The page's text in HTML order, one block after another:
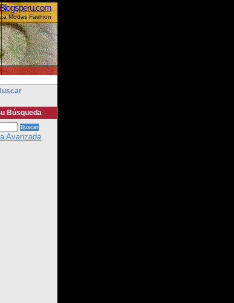
Blogsperu.com
Modas Fashion
Búsqueda
Avanzada